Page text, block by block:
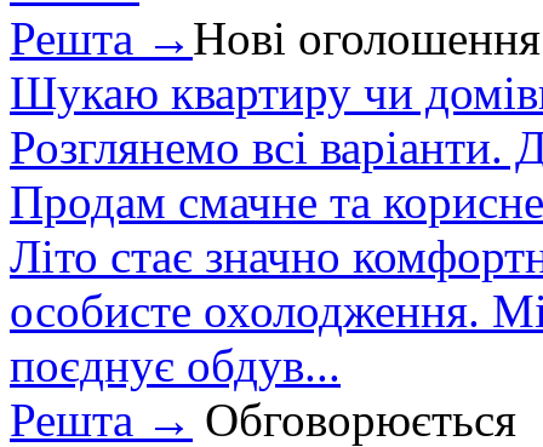
Решта → Нові оголошення
Шукаю квартиру чи
Розглянемо всі варіанти.
Продам смачне та
Літо стає значно
особисте охолодження.
поєднує обдув...
Решта → Обговорюється